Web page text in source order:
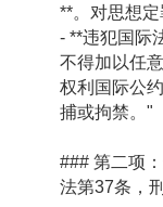
**。对思想定
- **违犯国际
不得加以任
权利国际公
捕或拘禁。"
### 第二项
法第37条，